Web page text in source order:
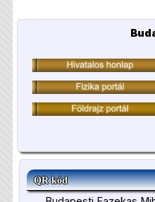
QR kód